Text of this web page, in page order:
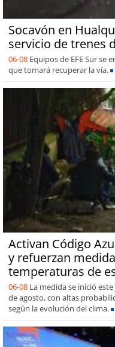
Socavón en
servicio de trenes
06-08 Equipos de EFE Sur se
que tomará recuperar la vía.
Activan Código
y refuerzan
temperaturas de
06-08 La medida se inició
de agosto, con altas
según la evolución del clima.